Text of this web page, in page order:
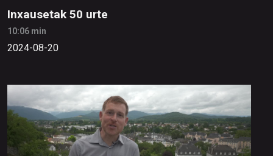
Inxausetak 50 urte
10:06 min
2024-08-20